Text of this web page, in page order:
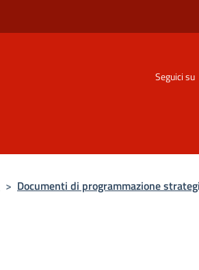
Seguici su
> Documenti di programmazione